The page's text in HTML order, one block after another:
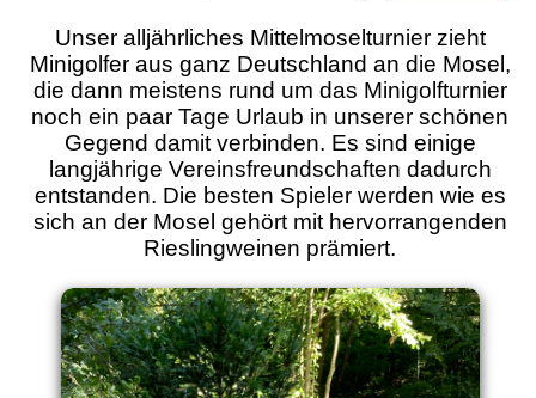
Unser alljährliches Mittelmoselturnier zieht
Minigolfer aus ganz Deutschland an die Mosel,
die dann meistens rund um das Minigolfturnier
noch ein paar Tage Urlaub in unserer schönen
Gegend damit verbinden. Es sind einige
langjährige Vereinsfreundschaften dadurch
entstanden. Die besten Spieler werden wie es
sich an der Mosel gehört mit hervorrangenden
Rieslingweinen prämiert.